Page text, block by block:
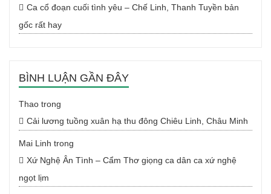
Ca cổ đoạn cuối tình yêu – Chế Linh, Thanh Tuyền bản
gốc rất hay
BÌNH LUẬN GẦN ĐÂY
Thao trong
Cải lương tuồng xuân hạ thu đông Chiêu Linh, Châu Minh
Mai Linh trong
Xứ Nghệ Ân Tình – Cẩm Thơ giọng ca dân ca xứ nghệ
ngọt lịm